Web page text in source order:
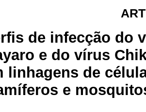
de infecção do
e do vírus
linhagens de
e